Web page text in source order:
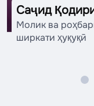
Саҷид
Молик ва
ширкати ҳуқуқӣ